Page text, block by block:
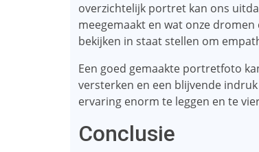
overzichtelijk portret kan ons
meegemaakt en wat onze
bekijken in staat stellen om
Een goed gemaakte portretfoto
versterken en een blijvende
ervaring enorm te leggen en te
Conclusie